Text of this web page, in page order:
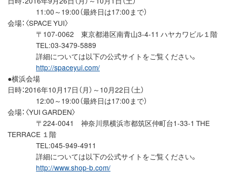
11:00～19:00（最終日は17:00まで）
会場：〈SPACE YUI〉
〒107-0062 東京都港区南青山3-4-11 ハヤカワビル１階
TEL:03-3479-5889
詳細については以下の公式サイトをご覧ください。
http://spaceyui.com/
●横浜会場
日時：2016年10月17日（月）～10月22日（土）
12:00～19:00（最終日は17:00まで）
会場：〈YUI GARDEN〉
〒224-0041 神奈川県横浜市都筑区仲町台1-33-1 THE
TERRACE １階
TEL:045-949-4911
詳細については以下の公式サイトをご覧ください。
http://www.shop-b.com/